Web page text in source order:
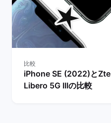
比較
iPhone SE (2022)とZte
Libero 5G IIIの比較